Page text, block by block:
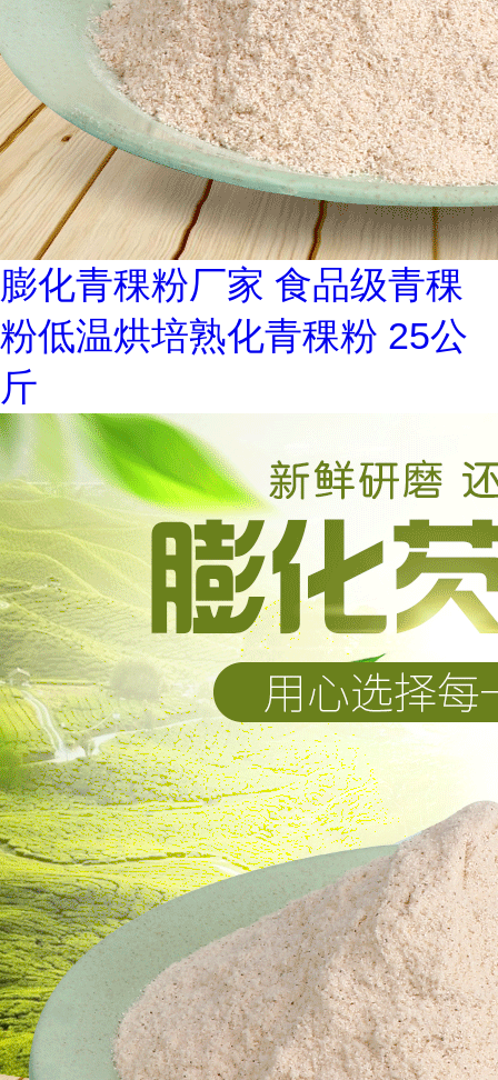
膨化青稞粉厂家 食品级青稞
粉低温烘培熟化青稞粉 25公
斤